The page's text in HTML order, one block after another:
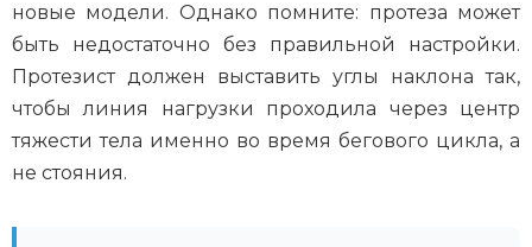
новые модели. Однако помните: протеза может
быть недостаточно без правильной настройки.
Протезист должен выставить углы наклона так,
чтобы линия нагрузки проходила через центр
тяжести тела именно во время бегового цикла, а
не стояния.